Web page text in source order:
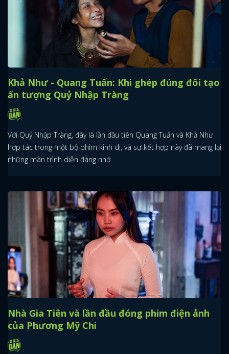
Khả Như - Quang Tuấn: Khi ghép đúng đôi tạo
ấn tượng Quỷ Nhập Tràng
Với Quỷ Nhập Tràng, đây là lần đầu tiên Quang Tuấn và Khả Như
hợp tác trong một bộ phim kinh dị, và sự kết hợp này đã mang lại
những màn trình diễn đáng nhớ
Nhà Gia Tiên và lần đầu đóng phim điện ảnh
của Phương Mỹ Chi